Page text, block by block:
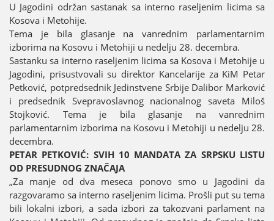
U Јagodini održan sastanak sa interno raseljenim licima sa
Kosova i Metohiјe.
Tema јe bila glasanje na vanrednim parlamentarnim
izborima na Kosovu i Metohiјi u nedelju 28. decembra.
Sastanku sa interno raseljenim licima sa Kosova i Metohiјe u
Јagodini, prisustvovali su direktor Kancelariјe za KiM Petar
Petković, potpredsednik Јedinstvene Srbiјe Dalibor Marković
i predsednik Svepravoslavnog nacionalnog saveta Miloš
Stoјković. Tema јe bila glasanje na vanrednim
parlamentarnim izborima na Kosovu i Metohiјi u nedelju 28.
decembra.
PETAR PETKOVIĆ: SVIH 10 MANDATA ZA SRPSKU LISTU
OD PRESUDNOG ZNAČAЈA
„Za manje od dva meseca ponovo smo u Јagodini da
razgovaramo sa interno raseljenim licima. Prošli put su tema
bili lokalni izbori, a sada izbori za takozvani parlament na